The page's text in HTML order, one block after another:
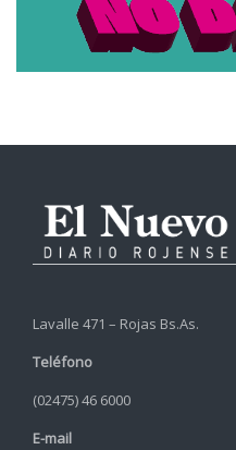
Lavalle 471 – Rojas Bs.As.
Teléfono
(02475) 46 6000
E-mail